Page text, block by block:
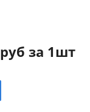
руб за 1шт